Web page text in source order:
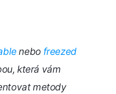
nebo freezed
která vám
metody